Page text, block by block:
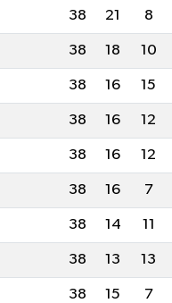
38 21 8
38 18 10
38 16 15
38 16 12
38 16 12
38 16 7
38 14 11
38 13 13
38 15 7